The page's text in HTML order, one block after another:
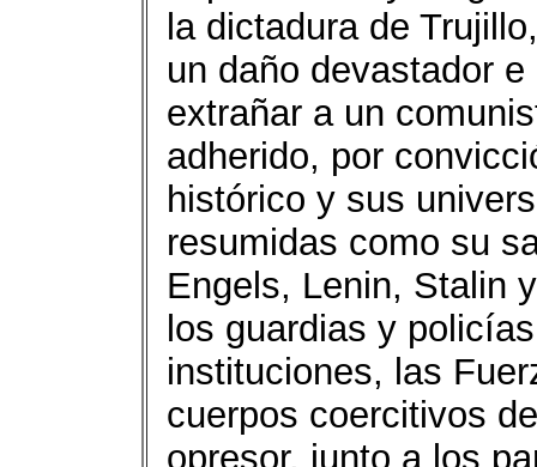
la dictadura de
un daño devastador
extrañar a un
adherido, por
histórico y sus
resumidas como su
Engels, Lenin, Stalin
los guardias y
instituciones, las
cuerpos coercitivos
opresor, junto a los